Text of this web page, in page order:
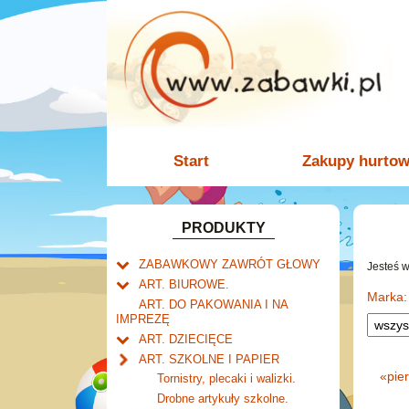
Start Zakupy
PRODUKTY
ZABAWKOWY ZAWRÓT GŁOWY
Welly.
Mały naukowiec.
Zabawki dla chłopców.
cybertransformacja
Akcesoria dla lalek.
ART. BIUROWE.
Kalendarze.
Książkowe
Wieloletnie
Ścienne
Zdzieraki
Dziurkacze i zszywacze.
Klipy i spinacze.
Korektory.
Skoroszyty, teczki i segregatory.
ART. DO PAKOWANIA I NA
IMPREZĘ
ART. DZIECIĘCE
Artykuły drogeryjne.
Produkty dla mamy i
niemowlaka.
ART. SZKOLNE I PAPIER
Tornistry, plecaki i walizki.
Drobne artykuły szkolne.
Jesteś
Marka:
«